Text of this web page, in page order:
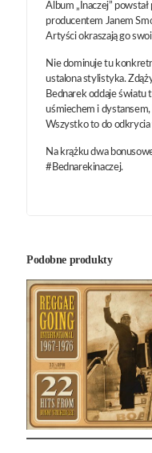
Album „Inaczej”
producentem Janem
Artyści okraszają go
Nie dominuje tu
ustalona stylistyka.
Bednarek oddaje światu
uśmiechem i dystansem,
Wszystko to do odkrycia
Na krążku dwa
#Bednarekinaczej.
Podobne produkty